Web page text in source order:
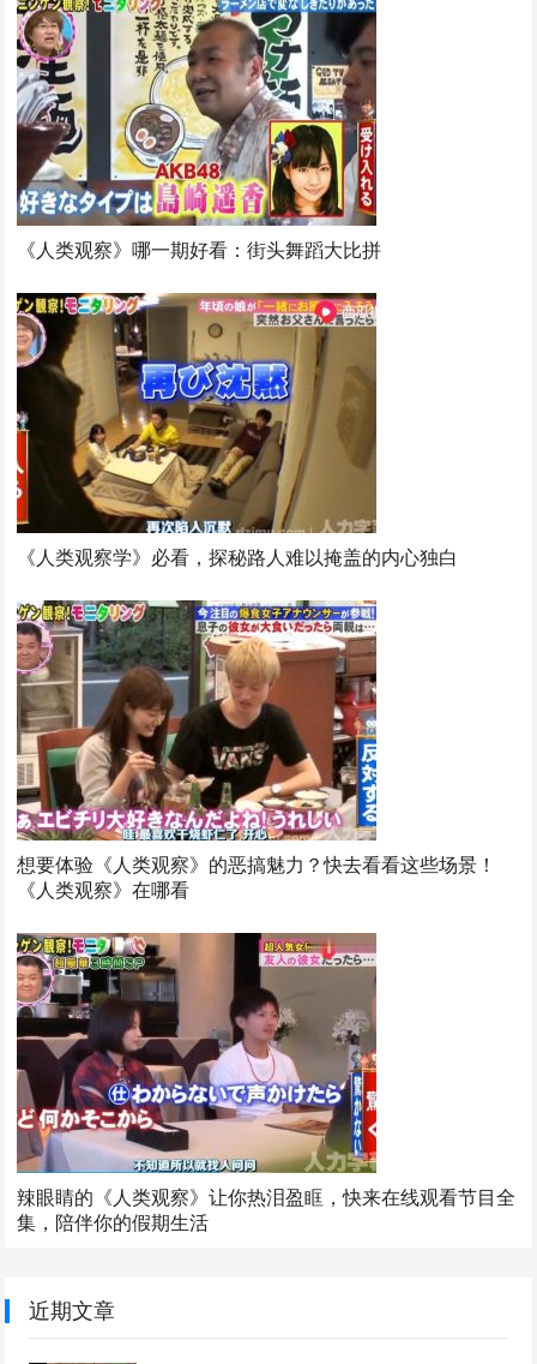
《人类观察》哪一期好看：街头舞蹈大比拼
《人类观察学》必看，探秘路人难以掩盖的内心独白
想要体验《人类观察》的恶搞魅力？快去看看这些场景！
《人类观察》在哪看
辣眼睛的《人类观察》让你热泪盈眶，快来在线观看节目全
集，陪伴你的假期生活
近期文章